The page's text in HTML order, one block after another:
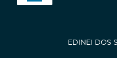
EDINEI DOS